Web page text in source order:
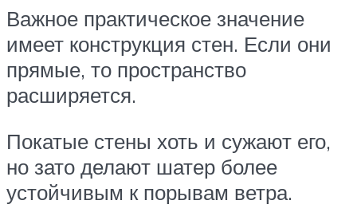
Важное практическое значение
имеет конструкция стен. Если они
прямые, то пространство
расширяется.
Покатые стены хоть и сужают его,
но зато делают шатер более
устойчивым к порывам ветра.